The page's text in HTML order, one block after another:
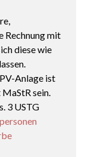
Rechnung mit
diese wie
Anlage ist
sein.
3 USTG